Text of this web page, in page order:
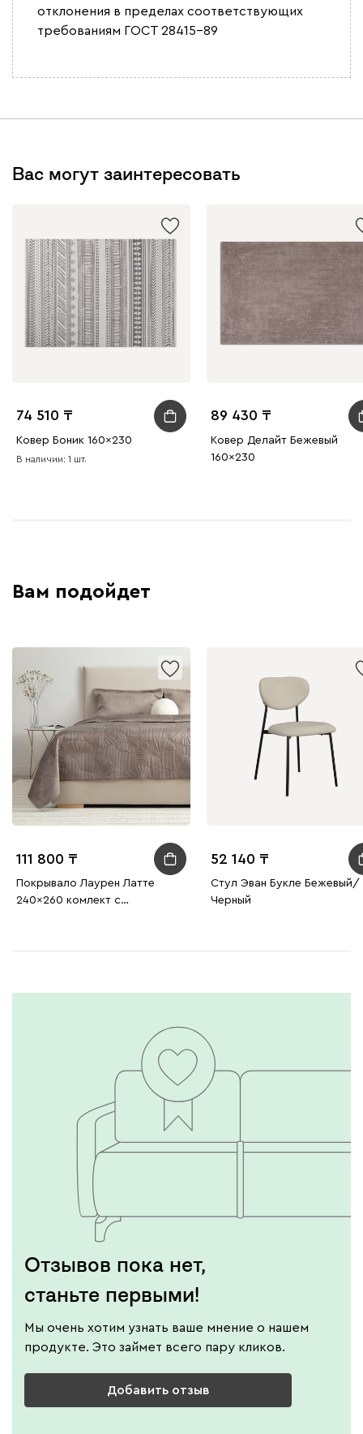
отклонения в пределах соответствующих
требованиям ГОСТ 28415-89
Вас могут заинтересовать
74 510
Ковер Боник 160x230
В наличии: 1 шт.
89 430
Ковер Делайт Бежевый
160x230
Вам подойдет
111 800
Покрывало Лаурен Латте
240x260 комлект с
52 140
Стул Эван Букле Бежевый/
Черный
Отзывов пока нет,
станьте первыми!
Мы очень хотим узнать ваше мнение о нашем
продукте. Это займет всего пару кликов.
Добавить отзыв